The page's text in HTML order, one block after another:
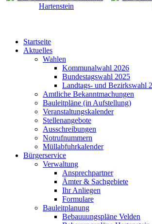
Startseite
Aktuelles
Wahlen
Kommunalwahl 2026
Bundestagswahl 2025
Landtags- und Bezirkswahl
Amtliche Bekanntmachungen
Bauleitpläne (in Aufstellung)
Veranstaltungskalender
Stellenangebote
Ausschreibungen
Notrufnummern
Müllabfuhrkalender
Bürgerservice
Verwaltung
Ansprechpartner
Ämter & Sachgebiete
Ihr Anliegen
Formulare
Bauleitplanung
Bebauuungspläne Velden